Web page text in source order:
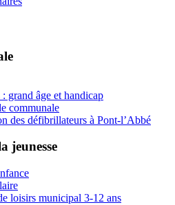
grand âge et handicap
communale
des défibrillateurs à Pont-l’Abbé
jeunesse
loisirs municipal 3-12 ans